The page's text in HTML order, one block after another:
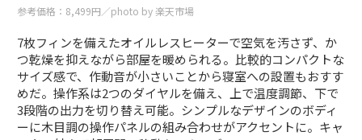
参考価格：8,499円／photo by 楽天市場
7枚フィンを備えたオイルレスヒーターで空気を汚さず、か
つ乾燥を抑えながら部屋を暖められる。比較的コンパクトな
サイズ感で、作動音が小さいことから寝室への設置もおすす
めだ。操作系は2つのダイヤルを備え、上で温度調節、下で
3段階の出力を切り替え可能。シンプルなデザインのボディ
ーに木目調の操作パネルの組み合わせがアクセントに。キャ